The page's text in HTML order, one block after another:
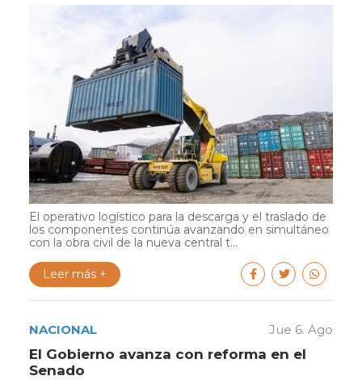
El operativo logístico para la descarga y el traslado de
los componentes continúa avanzando en simultáneo
con la obra civil de la nueva central t...
Leer más +
NACIONAL Jue 6. Ago
El Gobierno avanza con reforma en el
Senado